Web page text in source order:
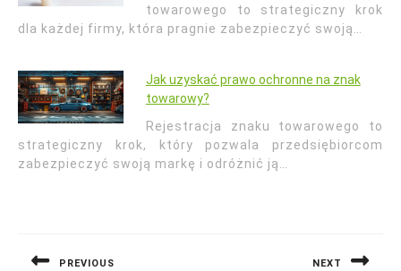
towarowego to strategiczny krok
dla każdej firmy, która pragnie zabezpieczyć swoją…
Jak uzyskać prawo ochronne na znak
towarowy?
Rejestracja znaku towarowego to
strategiczny krok, który pozwala przedsiębiorcom
zabezpieczyć swoją markę i odróżnić ją…
PREVIOUS NEXT